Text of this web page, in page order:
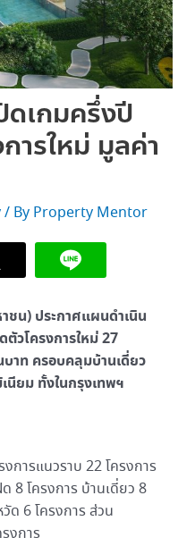
ดเกมครึ่งปี
ารใหม่ มูลค่า
/ By Property Mentor
ชน) ประกาศแผนดำเนิน
วโครงการใหม่ 27
าท ครอบคลุมบ้านเดี่ยว
นียม ทั้งในกรุงเทพฯ
การแนวราบ 22 โครงการ
8 โครงการ บ้านเดี่ยว 8
ด 6 โครงการ ส่วน
งการ